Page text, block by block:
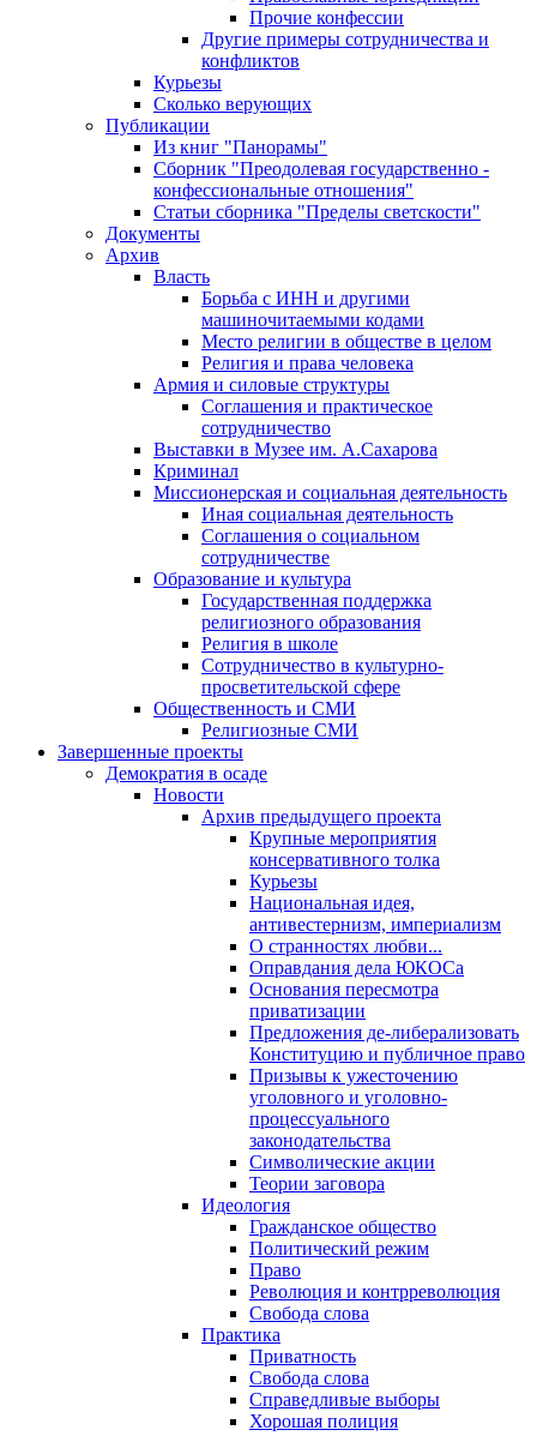
Прочие конфессии
Другие примеры сотрудничества и
конфликтов
Курьезы
Сколько верующих
Публикации
Из книг "Панорамы"
Сборник "Преодолевая государственно -
конфессиональные отношения"
Статьи сборника "Пределы светскости"
Документы
Архив
Власть
Борьба с ИНН и другими
машиночитаемыми кодами
Место религии в обществе в целом
Религия и права человека
Армия и силовые структуры
Соглашения и практическое
сотрудничество
Выставки в Музее им. А.Сахарова
Криминал
Миссионерская и социальная деятельность
Иная социальная деятельность
Соглашения о социальном
сотрудничестве
Образование и культура
Государственная поддержка
религиозного образования
Религия в школе
Сотрудничество в культурно-
просветительской сфере
Общественность и СМИ
Религиозные СМИ
Завершенные проекты
Демократия в осаде
Новости
Архив предыдущего проекта
Крупные мероприятия
консервативного толка
Курьезы
Национальная идея,
антивестернизм, империализм
О странностях любви...
Оправдания дела ЮКОСа
Основания пересмотра
приватизации
Предложения де-либерализовать
Конституцию и публичное право
Призывы к ужесточению
уголовного и уголовно-
процессуального
законодательства
Символические акции
Теории заговора
Идеология
Гражданское общество
Политический режим
Право
Революция и контрреволюция
Свобода слова
Практика
Приватность
Свобода слова
Справедливые выборы
Хорошая полиция